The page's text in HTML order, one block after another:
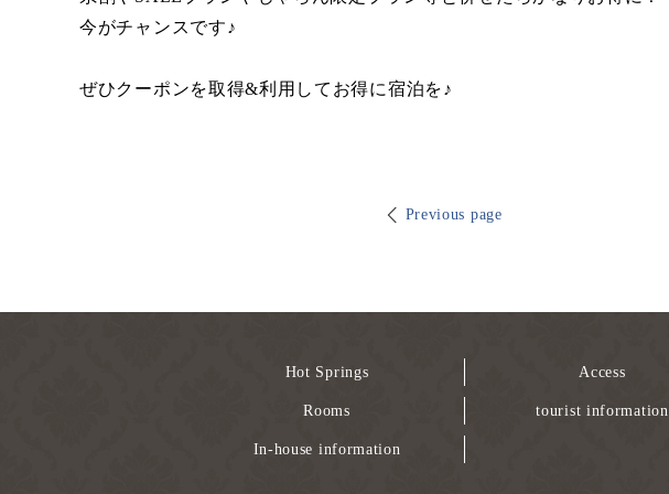
今がチャンスです♪
ぜひクーポンを取得&利用してお得に宿泊を♪
Previous page
Hot Springs
Rooms
In-house information
Access
tourist information